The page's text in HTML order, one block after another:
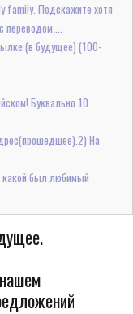
family. Подскажите хотя
переводом....
(в будущее) (100-
Буквально 10
На
какой был любимый